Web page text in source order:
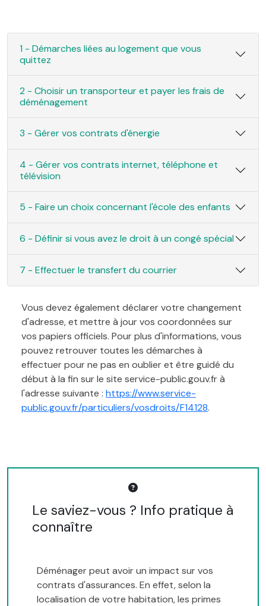
1 - Démarches liées au logement que vous
quittez
2 - Choisir un transporteur et payer les frais de
déménagement
3 - Gérer vos contrats d'énergie
4 - Gérer vos contrats internet, téléphone et
télévision
5 - Faire un choix concernant l'école des enfants
6 - Définir si vous avez le droit à un congé spécial
7 - Effectuer le transfert du courrier
Vous devez également déclarer votre changement
d'adresse, et mettre à jour vos coordonnées sur
vos papiers officiels. Pour plus d'informations, vous
pouvez retrouver toutes les démarches à
effectuer pour ne pas en oublier et être guidé du
début à la fin sur le site service-public.gouv.fr à
l'adresse suivante : https://www.service-
public.gouv.fr/particuliers/vosdroits/F14128.
Le saviez-vous ? Info pratique à
connaître
Déménager peut avoir un impact sur vos
contrats d'assurances. En effet, selon la
localisation de votre habitation, les primes